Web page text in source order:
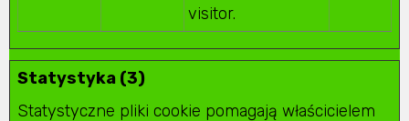
visitor.
Statystyka (3)
Statystyczne pliki cookie pomagają właścicielem